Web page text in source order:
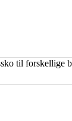
til forskellige